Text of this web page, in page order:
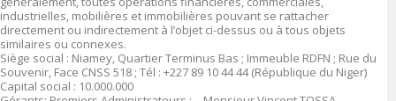
industrielles, mobilières et immobilières pouvant se rattacher
directement ou indirectement à l’objet ci-dessus ou à tous objets
similaires ou connexes.
Siège social : Niamey, Quartier Terminus Bas ; Immeuble RDFN ; Rue du
Souvenir, Face CNSS 518 ; Tél : +227 89 10 44 44 (République du Niger)
Capital social : 10.000.000